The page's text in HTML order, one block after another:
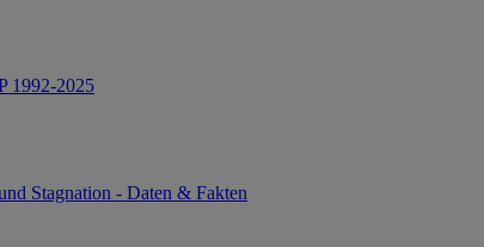
1992-2025
Stagnation - Daten & Fakten